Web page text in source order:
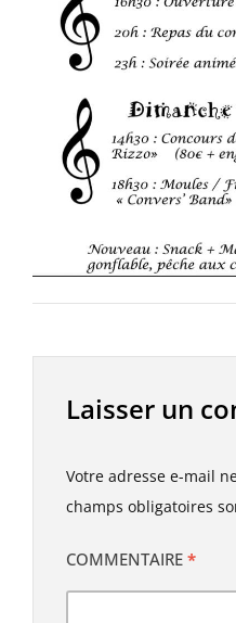
Laisser un
Votre adresse e-mail
champs obligatoires
COMMENTAIRE *